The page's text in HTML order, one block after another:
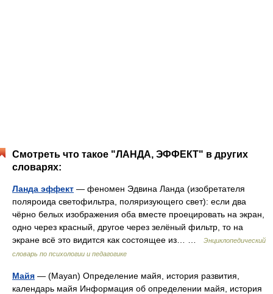
Смотреть что такое "ЛАНДА, ЭФФЕКТ" в других
словарях:
Ланда эффект — феномен Эдвина Ланда (изобретателя
поляроида светофильтра, поляризующего свет): если два
чёрно белых изображения оба вместе проецировать на экран,
одно через красный, другое через зелёный фильтр, то на
экране всё это видится как состоящее из… …
Энциклопедический
словарь по психологии и педагогике
Майя — (Mayan) Определение майя, история развития,
календарь майя Информация об определении майя, история